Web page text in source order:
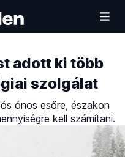
adott ki több
szolgálat
ónos esőre, északon
kell számítani.